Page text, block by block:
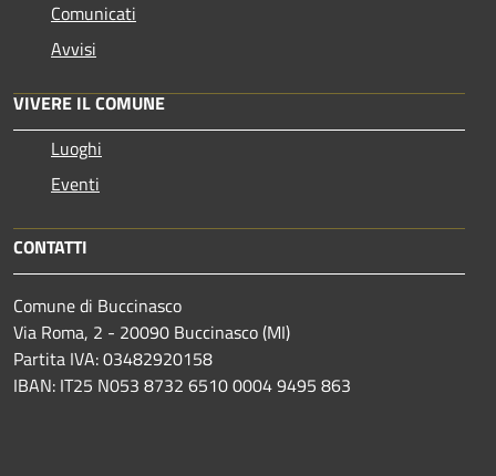
Comunicati
Avvisi
VIVERE IL COMUNE
Luoghi
Eventi
CONTATTI
Comune di Buccinasco
Via Roma, 2 - 20090 Buccinasco (MI)
Partita IVA: 03482920158
IBAN: IT25 N053 8732 6510 0004 9495 863